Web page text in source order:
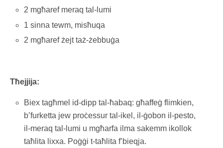
2 mgħaref meraq tal-lumi
1 sinna tewm, misħuqa
2 mgħaref żejt taż-żebbuġa
Tħejjija:
Biex tagħmel id-dipp tal-ħabaq: għaffeġ flimkien,
b’furketta jew proċessur tal-ikel, il-ġobon il-pesto,
il-meraq tal-lumi u mgħarfa ilma sakemm ikollok
taħlita lixxa. Poġġi t-taħlita f’bieqja.